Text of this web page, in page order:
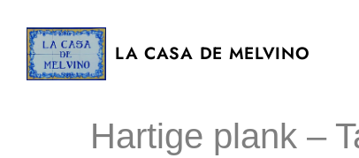
LA CASA DE MELVINO
Hartige plank –